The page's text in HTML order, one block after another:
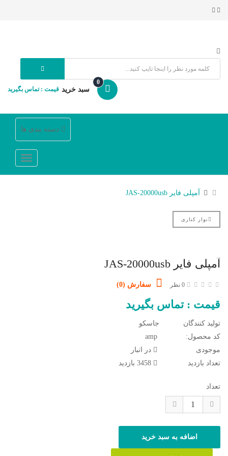
سبد خرید
0
قیمت : تماس بگیرید
آمپلی فایر JAS-20000usb
نوار کناری
آمپلی فایر JAS-20000usb
0 نظر سفارش (0)
قیمت : تماس بگیرید
تولید کنندگان
جاسکو
کد محصول:
موجودی
در انبار
تعداد بازدید
تعداد